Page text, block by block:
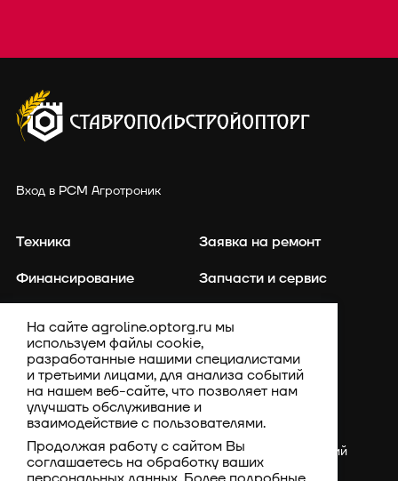
Вход в РСМ Агротроник
Техника
Финансирование
Каталог запасных частей
Компания
Заявка на ремонт
Запчасти и сервис
Акции
Россия, Ставропольский
край, Шпаковский
На сайте agroline.optorg.ru мы
используем файлы cookie,
разработанные нашими специалистами
и третьими лицами, для анализа событий
на нашем веб-сайте, что позволяет нам
улучшать обслуживание и
взаимодействие с пользователями.
Продолжая работу с сайтом Вы
соглашаетесь на обработку ваших